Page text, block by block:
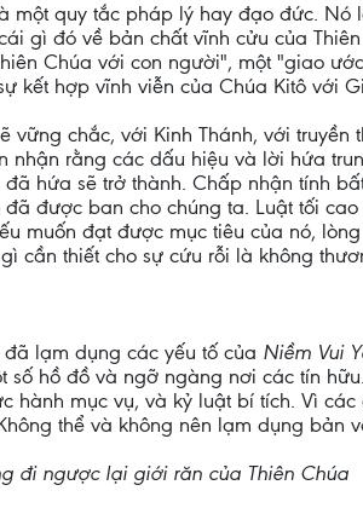
quy tắc pháp lý hay đạo đức. Nó
gì đó về bản chất vĩnh cửu của
Chúa với con người", một "giao
kết hợp vĩnh viễn của Chúa Kitô với
chắc, với Kinh Thánh, với
rằng các dấu hiệu và lời hứa
hứa sẽ trở thành. Chấp nhận tính
được ban cho chúng ta. Luật tối
muốn đạt được mục tiêu của nó,
cần thiết cho sự cứu rỗi là không
lạm dụng các yếu tố của Niềm Vui
hồ đồ và ngỡ ngàng nơi các tín
hành mục vụ, và kỷ luật bí tích. Vì
thể và không nên lạm dụng bản
đi ngược lại giới răn của Thiên Chúa